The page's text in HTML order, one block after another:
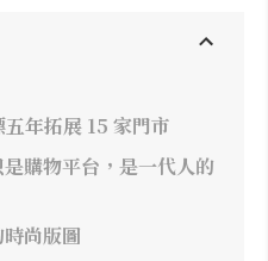
年拓展 15 家門市
購物平台，是一代人的
尚版圖